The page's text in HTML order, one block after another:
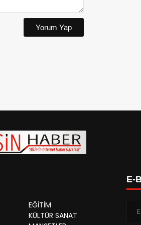
Yorum Yap
EĞİTİM
KÜLTÜR SANAT
E-